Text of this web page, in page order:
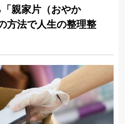
親家片（おやか
方法で人生の整理整